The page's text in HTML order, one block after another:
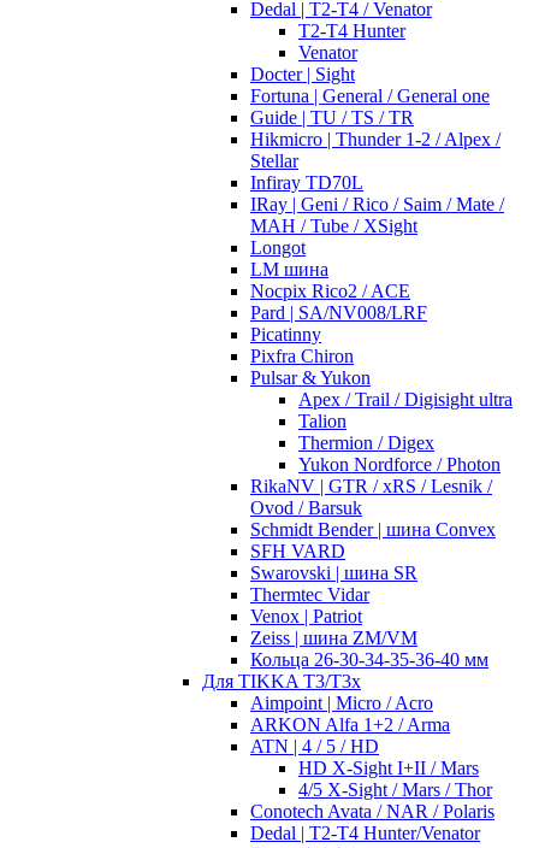
Dedal | T2-T4 / Venator
T2-T4 Hunter
Venator
Docter | Sight
Fortuna | General / General one
Guide | TU / TS / TR
Hikmicro | Thunder 1-2 / Alpex /
Stellar
Infiray TD70L
IRay | Geni / Rico / Saim / Mate /
MAH / Tube / XSight
Longot
LM шина
Nocpix Rico2 / ACE
Pard | SA/NV008/LRF
Picatinny
Pixfra Chiron
Pulsar & Yukon
Apex / Trail / Digisight ultra
Talion
Thermion / Digex
Yukon Nordforce / Photon
RikaNV | GTR / xRS / Lesnik /
Ovod / Barsuk
Schmidt Bender | шина Convex
SFH VARD
Swarovski | шина SR
Thermtec Vidar
Venox | Patriot
Zeiss | шина ZM/VM
Кольца 26-30-34-35-36-40 мм
Для TIKKA T3/T3x
Aimpoint | Micro / Acro
ARKON Alfa 1+2 / Arma
ATN | 4 / 5 / HD
HD X-Sight I+II / Mars
4/5 X-Sight / Mars / Thor
Conotech Avata / NAR / Polaris
Dedal | T2-T4 Hunter/Venator